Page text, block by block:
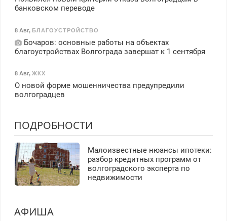
банковском переводе
8 Авг, БЛАГОУСТРОЙСТВО
Бочаров: основные работы на объектах
благоустройствах Волгограда завершат к 1 сентября
8 Авг, ЖКХ
О новой форме мошенничества предупредили
волгоградцев
ПОДРОБНОСТИ
Малоизвестные нюансы ипотеки:
разбор кредитных программ от
волгоградского эксперта по
недвижимости
АФИША